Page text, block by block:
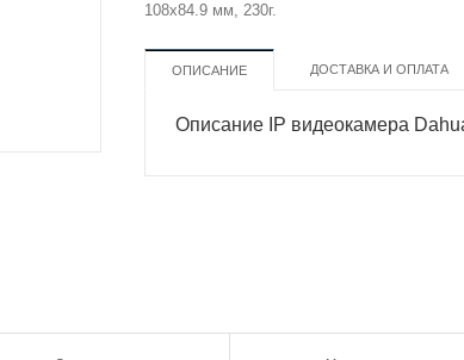
108х84.9 мм, 230г.
ОПИСАНИЕ ДОСТАВКА И ОПЛАТА
Описание IP видеокамера